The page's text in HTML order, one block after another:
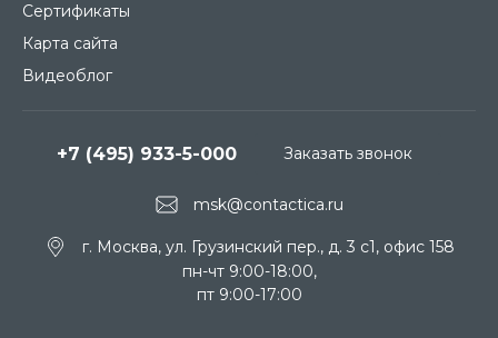
Сертификаты
Карта сайта
Видеоблог
msk@contactica.ru
+7 (495) 933-5-000
г. Москва, ул. Грузинский пер., д. 3 c1, офис 158
пн-чт 9:00-18:00,
пт 9:00-17:00
Заказать звонок